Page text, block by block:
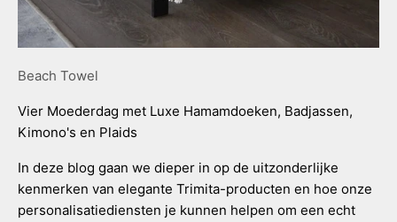
Beach Towel
Vier Moederdag met Luxe Hamamdoeken, Badjassen,
Kimono's en Plaids
In deze blog gaan we dieper in op de uitzonderlijke
kenmerken van elegante Trimita-producten en hoe onze
personalisatiediensten je kunnen helpen om een echt